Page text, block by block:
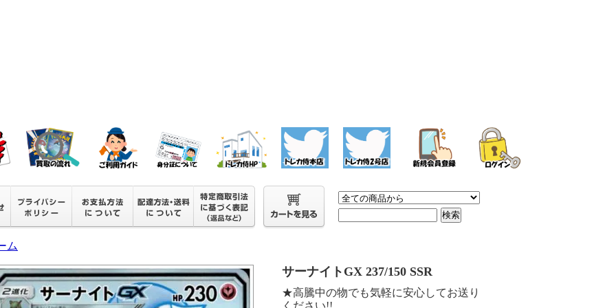
ム
サーナイトGX 237/150 SSR
★高騰中の物でも気軽に安心してお送り
ください!!